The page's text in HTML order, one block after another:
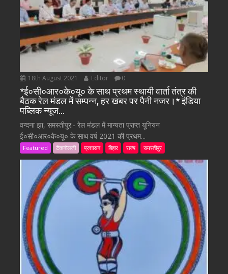
18th August 2021 Editor 0
*ई०सी०आर०के०यू० के साथ प्रथम स्थायी वार्ता तंत्र की
बैठक रेल मंडल में सम्पन्न, हर खबर पर पैनी नजर।* इंडिया
पब्लिक न्यूज…
वन्दना झा, समस्तीपुर:- रेल मंडल में मान्यता प्राप्त यूनियन
ई०सी०आर०के०यू० के साथ वर्ष 2021 की प्रथम...
Featured टैकनोलजी प्रशासन बिहार राज्य समस्तीपुर